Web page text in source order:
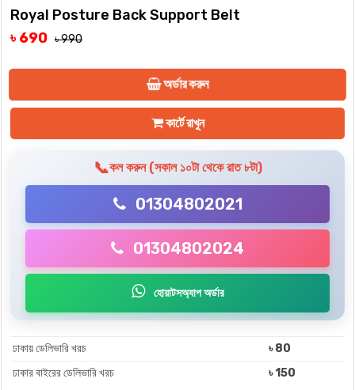
Royal Posture Back Support Belt
৳ 690 ৳ 990
অর্ডার করুন
কার্টে রাখুন
📞কল করুন (সকাল ১০টা থেকে রাত ৮টা)
01304802021
01304802024
হোয়াটসঅ্যাপ অর্ডার
ঢাকায় ডেলিভারি খরচ
৳ 80
ঢাকার বাইরের ডেলিভারি খরচ
৳ 150